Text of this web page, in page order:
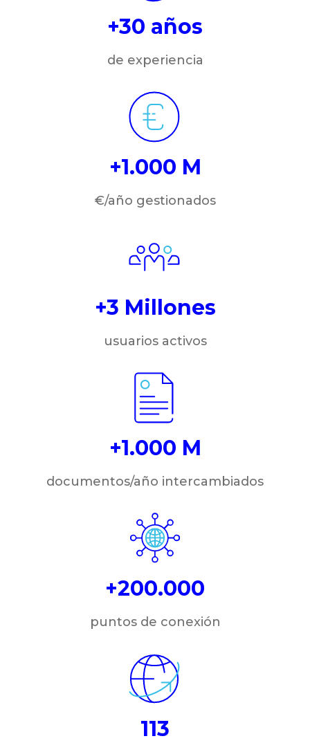
+30 años
de experiencia
+1.000 M
€/año gestionados
+3 Millones
usuarios activos
+1.000 M
documentos/año intercambiados
+200.000
puntos de conexión
113